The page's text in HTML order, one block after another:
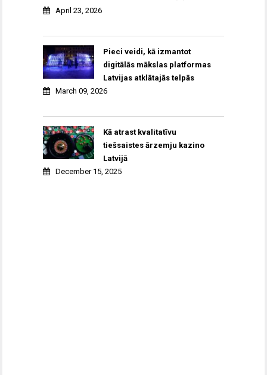
April 23, 2026
Pieci veidi, kā izmantot
digitālās mākslas platformas
Latvijas atklātajās telpās
March 09, 2026
Kā atrast kvalitatīvu
tiešsaistes ārzemju kazino
Latvijā
December 15, 2025